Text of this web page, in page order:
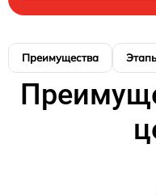
Преимущества